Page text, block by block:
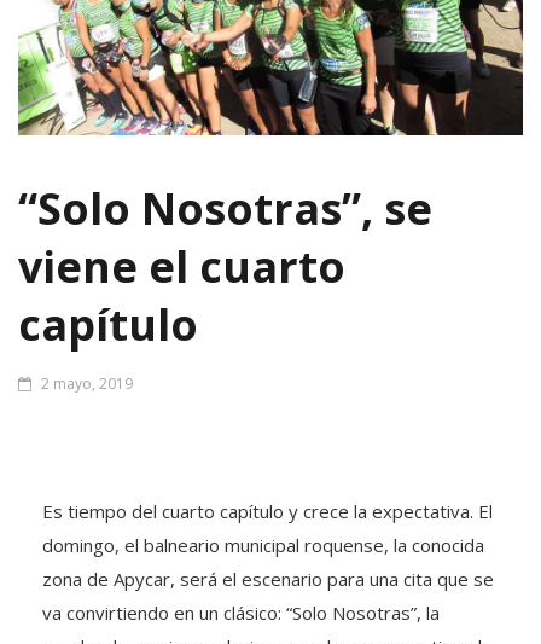
“Solo Nosotras”, se
viene el cuarto
capítulo
2 mayo, 2019
Es tiempo del cuarto capítulo y crece la expectativa. El
domingo, el balneario municipal roquense, la conocida
zona de Apycar, será el escenario para una cita que se
va convirtiendo en un clásico: “Solo Nosotras”, la